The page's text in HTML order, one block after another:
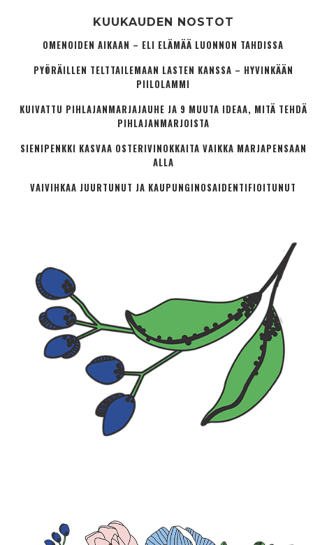
KUUKAUDEN NOSTOT
OMENOIDEN AIKAAN – ELI ELÄMÄÄ LUONNON TAHDISSA
PYÖRÄILLEN TELTTAILEMAAN LASTEN KANSSA – HYVINKÄÄN
PIILOLAMMI
KUIVATTU PIHLAJANMARJAJAUHE JA 9 MUUTA IDEAA, MITÄ TEHDÄ
PIHLAJANMARJOISTA
SIENIPENKKI KASVAA OSTERIVINOKKAITA VAIKKA MARJAPENSAAN
ALLA
VAIVIHKAA JUURTUNUT JA KAUPUNGINOSA­IDENTIFIOITUNUT